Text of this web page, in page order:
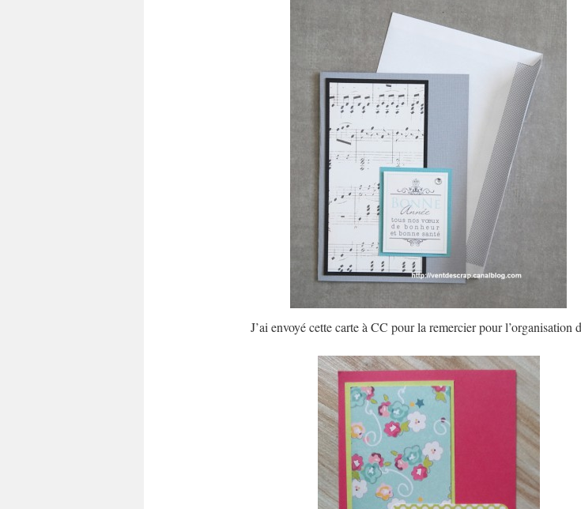
J’ai envoyé cette carte à CC pour la remercier pour l’organisation